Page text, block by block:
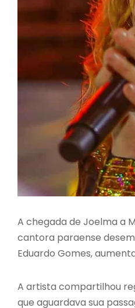
A chegada de Joelma a
cantora paraense
Eduardo Gomes,
A artista compartilhou
que aguardava sua